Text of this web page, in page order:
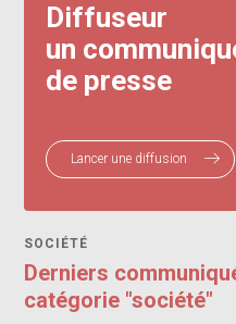
Diffuseur
un
de presse
Lancer une diffusion
SOCIÉTÉ
Derniers
catégorie "société"